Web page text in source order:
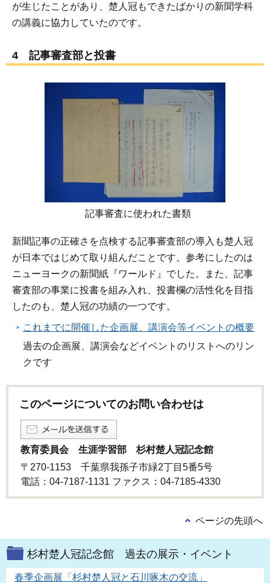
が生じたことがあり、楚人冠もできたばかりの新聞学科
の講義に協力していたのです。
4 記事審査部と投書
記事審査に使われた書類
新聞記事の正確さを点検する記事審査部の導入も楚人冠
が日本ではじめて取り組んだことです。参考にしたのは
ニューヨークの新聞紙『ワールド』でした。また、記事
審査部の事業に投書を組み入れ、投書欄の活性化を目指
したのも、楚人冠の功績の一つです。
これまでに開催した企画展、講演会等イベントの概要
過去の企画展、講演会などイベントのリストへのリン
クです
このページについてのお問い合わせは
教育委員会 生涯学習部 杉村楚人冠記念館
〒270-1153 千葉県我孫子市緑2丁目5番5号
電話：04-7187-1131 ファクス：04-7185-4330
ページの先頭へ
杉村楚人冠記念館 過去の展示・イベント
春季企画展「杉村楚人冠と石川啄木の交流」